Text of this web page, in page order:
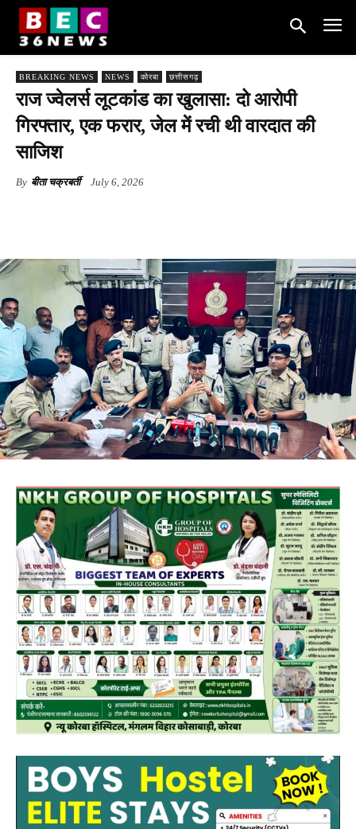
BREAKING NEWS NEWS कोरबा छत्तीसगढ़
राज ज्वेलर्स लूटकांड का खुलासा: दो आरोपी
गिरफ्तार, एक फरार, जेल में रची थी वारदात की
साजिश
By बीता चक्रबर्ती July 6, 2026